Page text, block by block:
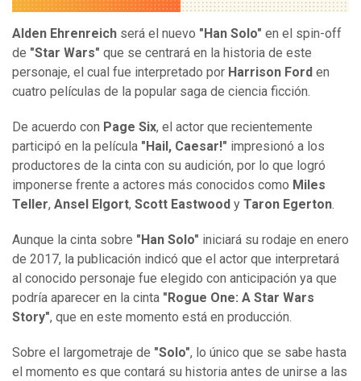
Alden Ehrenreich será el nuevo "Han Solo" en el spin-off
de "Star Wars" que se centrará en la historia de este
personaje, el cual fue interpretado por Harrison Ford en
cuatro películas de la popular saga de ciencia ficción.
De acuerdo con Page Six, el actor que recientemente
participó en la película "Hail, Caesar!" impresionó a los
productores de la cinta con su audición, por lo que logró
imponerse frente a actores más conocidos como Miles
Teller, Ansel Elgort, Scott Eastwood y Taron Egerton.
Aunque la cinta sobre "Han Solo" iniciará su rodaje en enero
de 2017, la publicación indicó que el actor que interpretará
al conocido personaje fue elegido con anticipación ya que
podría aparecer en la cinta "Rogue One: A Star Wars
Story", que en este momento está en producción.
Sobre el largometraje de "Solo", lo único que se sabe hasta
el momento es que contará su historia antes de unirse a las